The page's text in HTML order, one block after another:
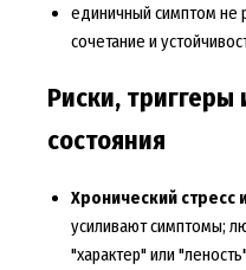
единичный симптом не
сочетание и
Риски,
состояния
Хронический стресс
усиливают симптомы;
"характер" или